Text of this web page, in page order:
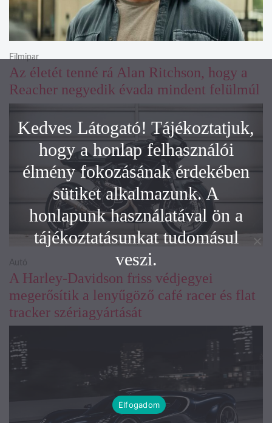
Az életét tenné rá Alan Ritchson, hogy a
Reacher negyedik évada mindent felülmúl
Filmipar
A Harley-Davidson friss védjegyei
megerősítik a lenyűgöző café racer és flat
tracker szériagyártását
Autó
Kedves Látogató! Tájékoztatjuk,
hogy a honlap felhasználói
élmény fokozásának érdekében
sütiket alkalmazunk. A
honlapunk használatával ön a
tájékoztatásunkat tudomásul
veszi.
Elfogadom